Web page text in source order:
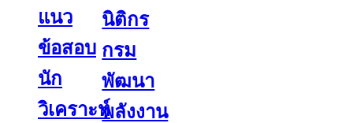
แนว
ข้อสอบ
นัก
วิเคราะห์
นิติกร
กรม
พัฒนา
พลังงาน